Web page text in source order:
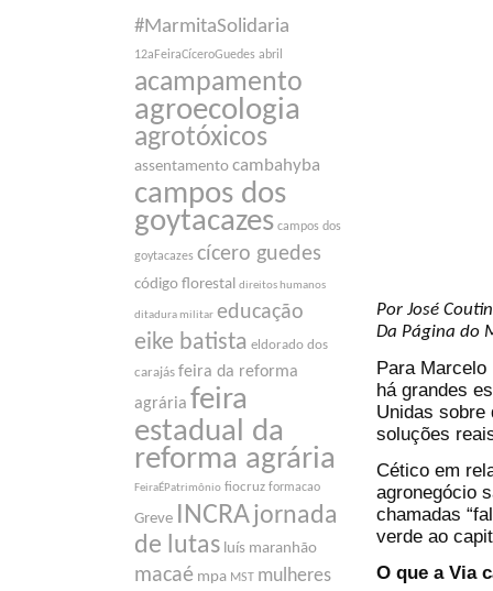
#MarmitaSolidaria
12aFeiraCíceroGuedes abril
acampamento
agroecologia
agrotóxicos
assentamento cambahyba
campos dos
goytacazes campos dos
goytacazes cícero guedes
código florestal direitos humanos
ditadura militar educação
eike batista eldorado dos
carajás feira da reforma
agrária feira
estadual da
reforma agrária
FeiraÉPatrimônio fiocruz formacao
Greve INCRA jornada
de lutas luís maranhão
macaé mpa MST mulheres
Por José
Da Página do
Para Marcelo
há grandes
Unidas sobre
soluções
Cético em
agronegócio
chamadas
verde ao
O que a Via